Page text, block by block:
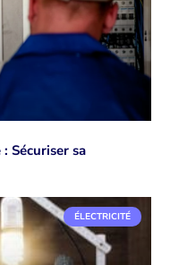
Sécuriser sa
ÉLECTRICITÉ